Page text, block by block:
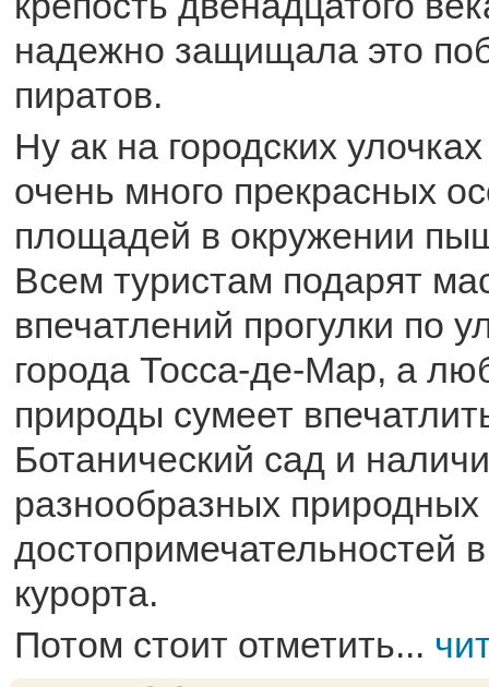
надежно защищала это
пиратов.
Ну ак на городских
очень много прекрасных
площадей в окружении
Всем туристам подарят
впечатлений прогулки по
города Тосса-де-Мар, а
природы сумеет
Ботанический сад и
разнообразных природных
достопримечательностей
курорта.
Потом стоит отметить...